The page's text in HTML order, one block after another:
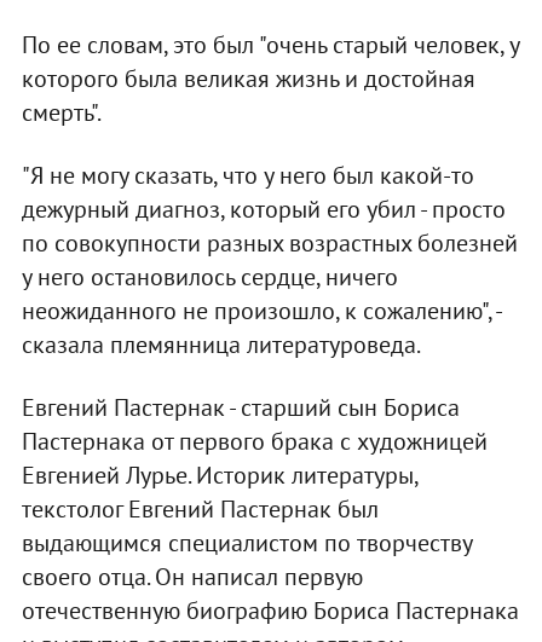
По ее словам, это был "очень старый человек, у
которого была великая жизнь и достойная
смерть".
"Я не могу сказать, что у него был какой-то
дежурный диагноз, который его убил - просто
по совокупности разных возрастных болезней
у него остановилось сердце, ничего
неожиданного не произошло, к сожалению", -
сказала племянница литературоведа.
Евгений Пастернак - старший сын Бориса
Пастернака от первого брака с художницей
Евгенией Лурье. Историк литературы,
текстолог Евгений Пастернак был
выдающимся специалистом по творчеству
своего отца. Он написал первую
отечественную биографию Бориса Пастернака